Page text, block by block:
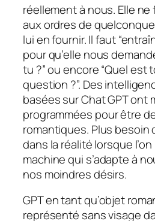
réellement à nous. Elle
aux ordres de
lui en fournir. Il faut
pour qu’elle nous
tu ?” ou encore “Quel est
question ?”. Des
basées sur Chat GPT ont
programmées pour être
romantiques. Plus besoin
dans la réalité lorsque
machine qui s’adapte à
nos moindres désirs.
GPT en tant qu’objet
représenté sans visage